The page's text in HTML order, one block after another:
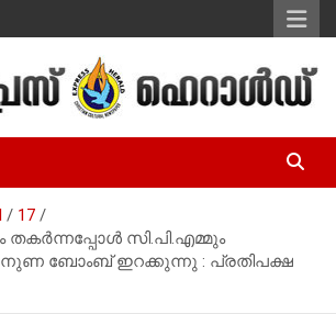
– Malayalam
17
തകര്‍ന്നപ്പോള്‍ സി.പി.എമ്മും
നുണ ബോംബ് ഇറക്കുന്നു : പ്രതിപക്ഷ